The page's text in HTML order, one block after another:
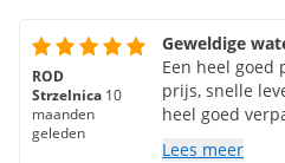
ROD
Strzelnica 10
maanden
geleden
Geweldige
Een heel goed
prijs, snelle
heel goed
Lees meer